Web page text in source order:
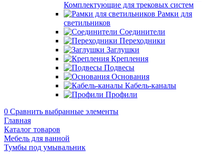
Комплектующие для трековых систем
Рамки для
светильников
Соединители
Переходники
Заглушки
Крепления
Подвесы
Основания
Кабель-каналы
Профили
0 Сравнить выбранные элементы
Главная
Каталог товаров
Мебель для ванной
Тумбы под умывальник